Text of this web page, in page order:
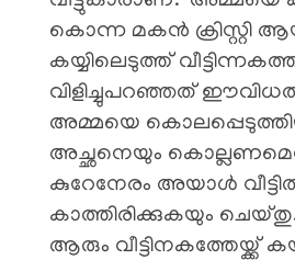
കൊന്ന മകൻ ക്രിസ്റ്റി
കയ്യിലെടുത്ത്
വിളിച്ചുപറഞ്ഞത്
അമ്മയെ
അച്ഛനെയും
കുറേനേരം അയാൾ
കാത്തിരിക്കുകയും
ആരും വീട്ടിനകത്തേയ്ക്ക്